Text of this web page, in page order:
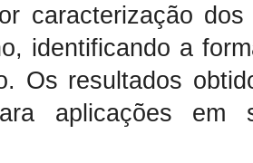
caracterização
identificando a
Os resultados
aplicações em